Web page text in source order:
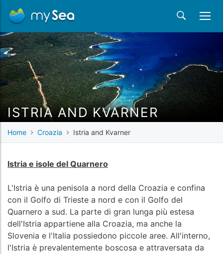
ISTRIA AND KVARNER
Home Croazia Istria and Kvarner
Istria e isole del Quarnero
L'Istria è una penisola a nord della Croazia e confina
con il Golfo di Trieste a nord e con il Golfo del
Quarnero a sud. La parte di gran lunga più estesa
dell'Istria appartiene alla Croazia, ma anche la
Slovenia e l'Italia possiedono piccole aree. All'interno,
l'Istria è prevalentemente boscosa e attraversata da